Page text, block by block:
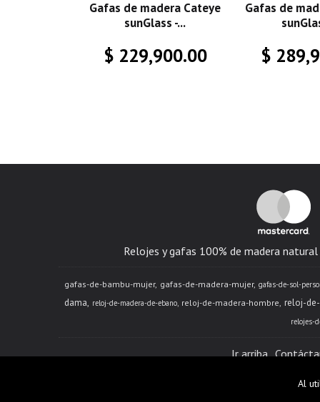
Al
Gafas de madera Cateye
sunGlass -...
$ 229,900.00
Gafas de
$
Relojes y gafas 100% de madera
gafas-de-bambu-mujer gafas-de-madera-mujer gafas-de-sol-
dama
reloj-de-madera-de-ebano reloj-de-madera-hombre reloj-
relojes-
Ir arriba
* - Bogotá,